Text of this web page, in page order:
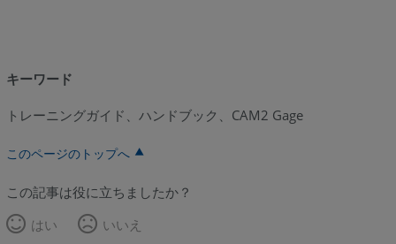
キーワード
トレーニングガイド、ハンドブック、CAM2 Gage
このページのトップへ
この記事は役に立ちましたか？
はい
いいえ